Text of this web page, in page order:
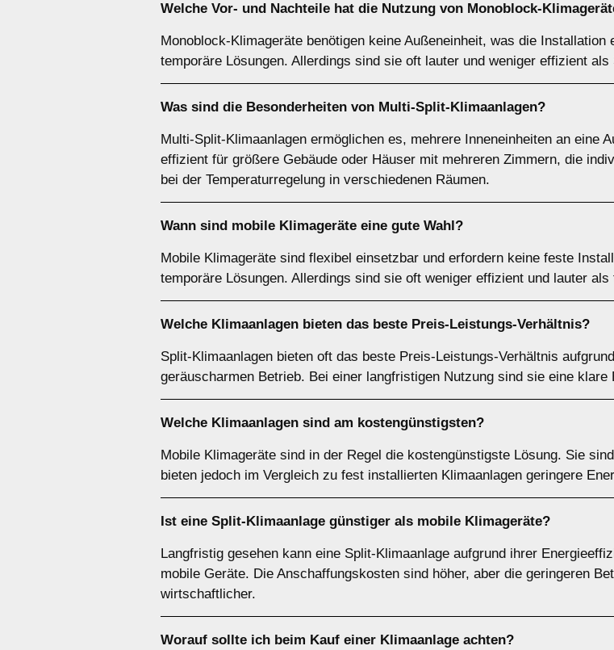
Welche Vor- und Nachteile hat die Nutzung von Monoblock-
Monoblock-Klimageräte benötigen keine Außeneinheit, was die
temporäre Lösungen. Allerdings sind sie oft lauter und weniger effizient
Was sind die Besonderheiten von Multi-Split-Klimaanlagen?
Multi-Split-Klimaanlagen ermöglichen es, mehrere Inneneinheiten an eine
effizient für größere Gebäude oder Häuser mit mehreren Zimmern, die
bei der Temperaturregelung in verschiedenen Räumen.
Wann sind mobile Klimageräte eine gute Wahl?
Mobile Klimageräte sind flexibel einsetzbar und erfordern keine feste
temporäre Lösungen. Allerdings sind sie oft weniger effizient und lauter
Welche Klimaanlagen bieten das beste Preis-Leistungs-Verhältnis?
Split-Klimaanlagen bieten oft das beste Preis-Leistungs-Verhältnis
geräuscharmen Betrieb. Bei einer langfristigen Nutzung sind sie eine klare
Welche Klimaanlagen sind am kostengünstigsten?
Mobile Klimageräte sind in der Regel die kostengünstigste Lösung. Sie
bieten jedoch im Vergleich zu fest installierten Klimaanlagen geringere
Ist eine Split-Klimaanlage günstiger als mobile Klimageräte?
Langfristig gesehen kann eine Split-Klimaanlage aufgrund ihrer
mobile Geräte. Die Anschaffungskosten sind höher, aber die geringeren
wirtschaftlicher.
Worauf sollte ich beim Kauf einer Klimaanlage achten?